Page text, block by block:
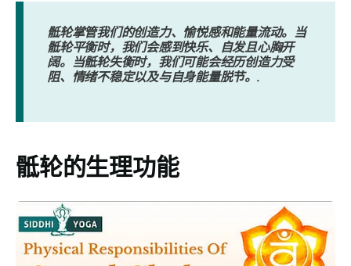
骶轮掌管我们的创造力、愉悦感和能量流动。当
骶轮平衡时，我们会感到快乐、自发且心胸开
阔。当骶轮失衡时，我们可能会经历创造力受
阻、情绪不稳定以及与自身能量脱节。.
骶轮的生理功能